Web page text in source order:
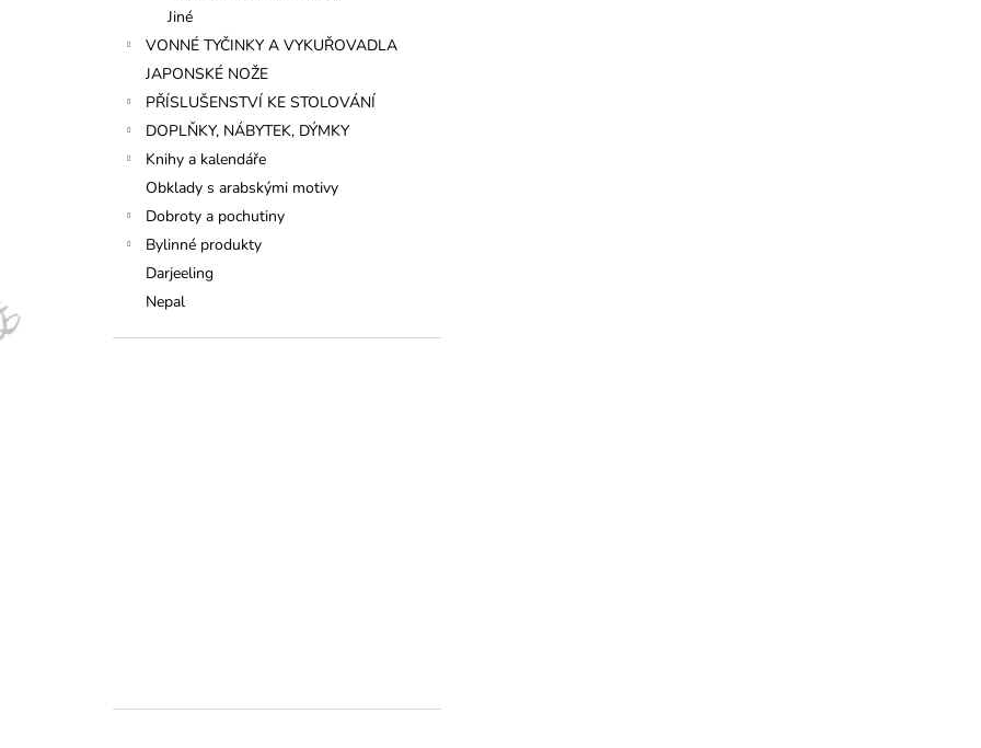
Jiné
VONNÉ TYČINKY A VYKUŘOVADLA
JAPONSKÉ NOŽE
PŘÍSLUŠENSTVÍ KE STOLOVÁNÍ
DOPLŇKY, NÁBYTEK, DÝMKY
Knihy a kalendáře
Obklady s arabskými motivy
Dobroty a pochutiny
Bylinné produkty
Darjeeling
Nepal